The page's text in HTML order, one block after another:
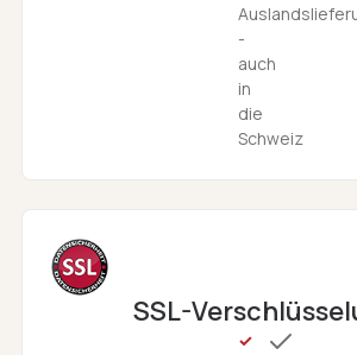
-
auch
in
die
Schweiz
SSL-